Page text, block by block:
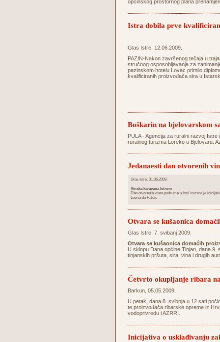
općinskog prostornog plana
Istra dobila prve
Glas Istre, 12.06.2009.
PAZIN-Nakon završenog tečaja u
stručnog osposobljavanja za
pazinskom hotelu Lovac primilo
kvalificiranih proizvođača sira u
Boškarin na bjelovarskom
PULA - Agencija za ruralni razvoj
ruralnog turizma Loreko u Bjelovaru.
Jedanaesti dan otvorenih
Glas Istre, 01.06.2009.
Vinska karavana Istrom
Dan otvorenih vrata podruma u Istri izvrsna je
Leonardo Palčić
Otvara se kušaonica
Glas Istre, 7. svibanj 2009.
Otvara se kušaonica domaćih
U sklopu Dana općine Tinjan, dana 9.
tinjanskih pršuta, sira, vina i drugih
Četvrto okupljanje ribara
Barkun, 05.05.2009.
U petak, dana 8. svibnja u 12 sati
te proizvođača ribarske opreme iz
vodoprivredu i AZRRI.
Inicijativa o usklađivanju